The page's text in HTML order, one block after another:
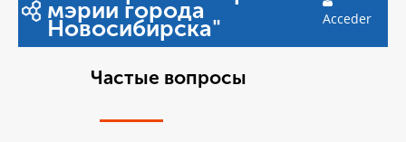
мэрии города
Новосибирска" Acceder
Частые вопросы